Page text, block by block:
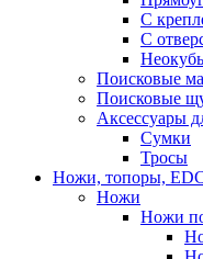
С
С
Поисковые
Поисковые
Аксессуары
Сумки
Тросы
Ножи, топоры,
Ножи
Ножи